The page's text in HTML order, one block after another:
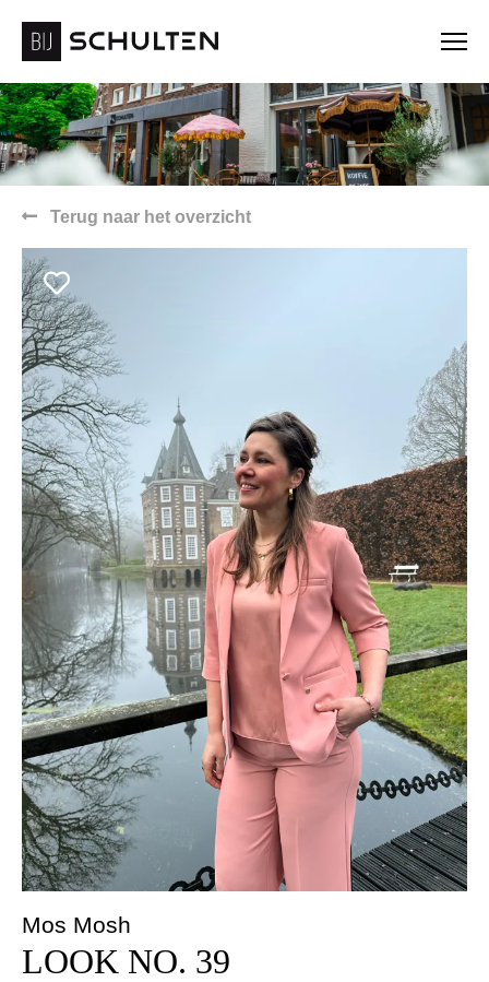
Terug naar het overzicht
Mos Mosh
LOOK NO. 39